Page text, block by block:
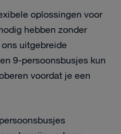
oplossingen voor
hebben zonder
uitgebreide
9-persoonsbusjes kun
voordat je een